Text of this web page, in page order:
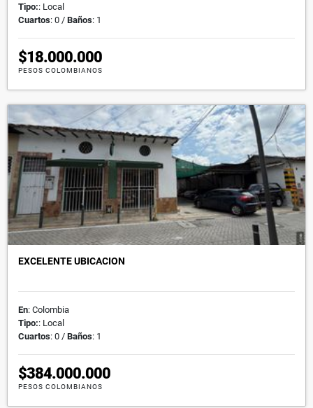
Tipo:: Local
Cuartos: 0 / Baños: 1
$18.000.000
PESOS COLOMBIANOS
EXCELENTE UBICACION
En: Colombia
Tipo:: Local
Cuartos: 0 / Baños: 1
$384.000.000
PESOS COLOMBIANOS